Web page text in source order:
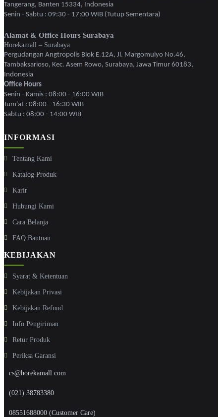
Tangerang, Banten 15334, Indonesia
Senin - Sabtu : 09:30 - 17:00 WIB (Tutup Sementara)
Alamat & Office Hours Surabaya
Horekamall – Surabaya
Pergudangan Angtropolis Blok E.12A, Jl. Margomulyo No.46,
Tambaksarioso, Kec. Asem Rowo, Surabaya, Jawa Timur 60183,
Indonesia
Office Hours
Senin - Kamis : 08:00 - 16:00 WIB
Jum'at : 08:00 - 16:30 WIB
Sabtu : 08:00 - 14:00 WIB
INFORMASI
Tentang Kami
Katalog Produk
Karir
Hubungi Kami
Cara Belanja
FAQ Bantuan
KEBIJAKAN
Syarat & Ketentuan
Kebijakan Privasi
Kebijakan Refund
Info Pengiriman
Retur Produk
Periksa Garansi
cs@horekamall.com
(021) 38783380
08551688000 (Customer Care)